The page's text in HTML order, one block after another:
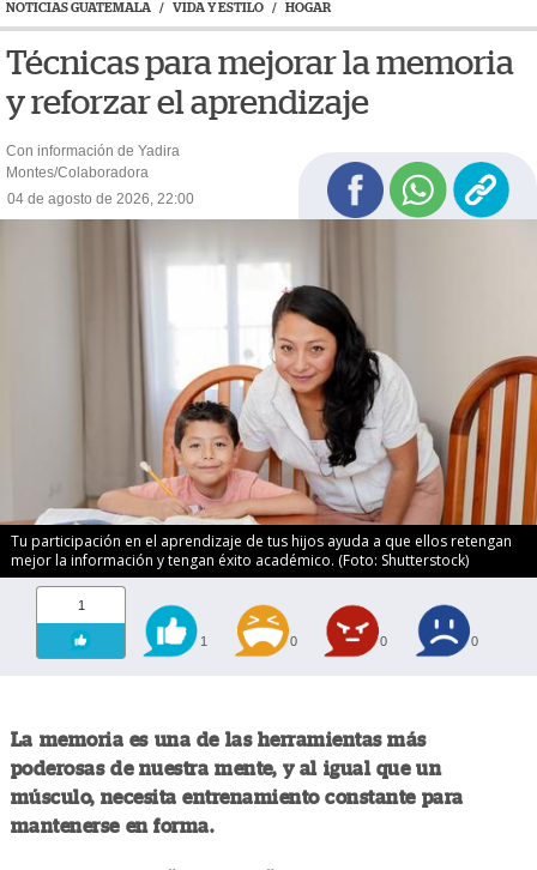
NOTICIAS GUATEMALA / VIDA Y ESTILO / HOGAR
Técnicas para mejorar la memoria
y reforzar el aprendizaje
Con información de Yadira
Montes/Colaboradora
04 de agosto de 2026, 22:00
Tu participación en el aprendizaje de tus hijos ayuda a que ellos retengan
mejor la información y tengan éxito académico. (Foto: Shutterstock)
1
1 0 0 0
La memoria es una de las herramientas más
poderosas de nuestra mente, y al igual que un
músculo, necesita entrenamiento constante para
mantenerse en forma.